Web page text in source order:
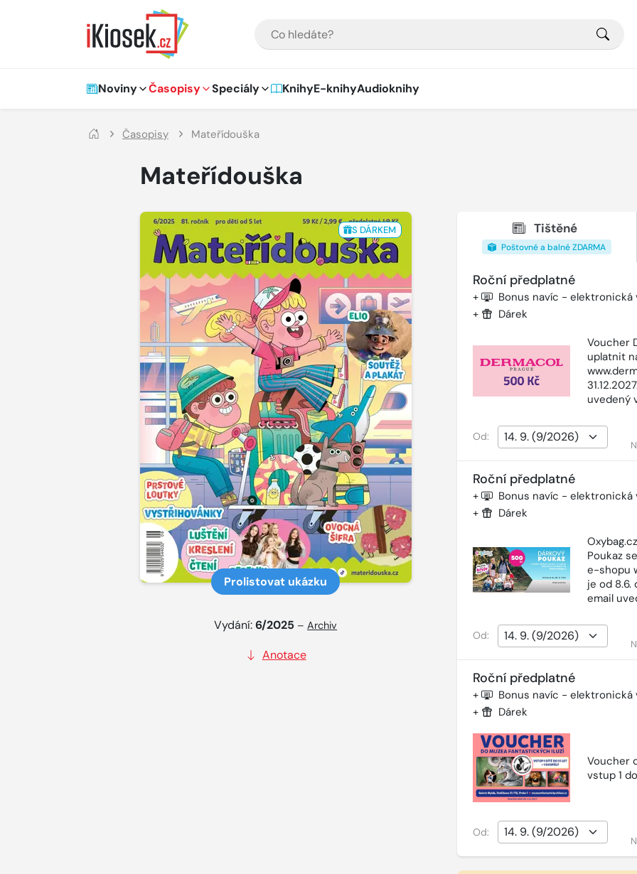
Hlavní navigace
Noviny Časopisy Speciály KnihyE-knihyAudioknihy
Časopisy Mateřídouška
Mateřídouška
S DÁRKEM
Prolistovat ukázku
Vydání:6/2025 –Archiv
Anotace
Tištěné
Poštovné a balné ZDARMA
Roční předplatné
+
Bonus navíc - elektronická
+
Dárek
Voucher
uplatnit
uvedený
Od:
Roční předplatné
+
Bonus navíc - elektronická
+
Dárek
Poukaz
e-shopu
je od 8.6.
email
Od:
Roční předplatné
+
Bonus navíc - elektronická
+
Dárek
Voucher
vstup 1
Od: